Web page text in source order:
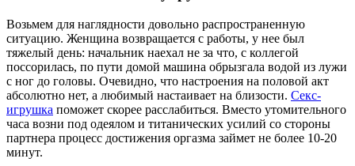
Возьмем для наглядности довольно распространенную
ситуацию. Женщина возвращается с работы, у нее был
тяжелый день: начальник наехал не за что, с коллегой
поссорилась, по пути домой машина обрызгала водой из лужи
с ног до головы. Очевидно, что настроения на половой акт
абсолютно нет, а любимый настаивает на близости. Секс-
игрушка поможет скорее расслабиться. Вместо утомительного
часа возни под одеялом и титанических усилий со стороны
партнера процесс достижения оргазма займет не более 10-20
минут.